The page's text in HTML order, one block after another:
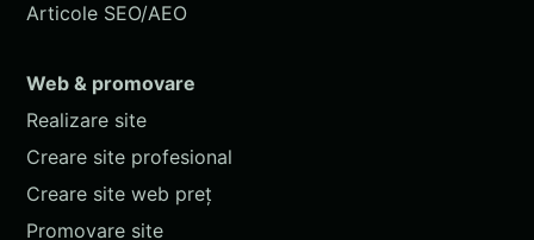
Articole SEO/AEO
Web & promovare
Realizare site
Creare site profesional
Creare site web preț
Promovare site